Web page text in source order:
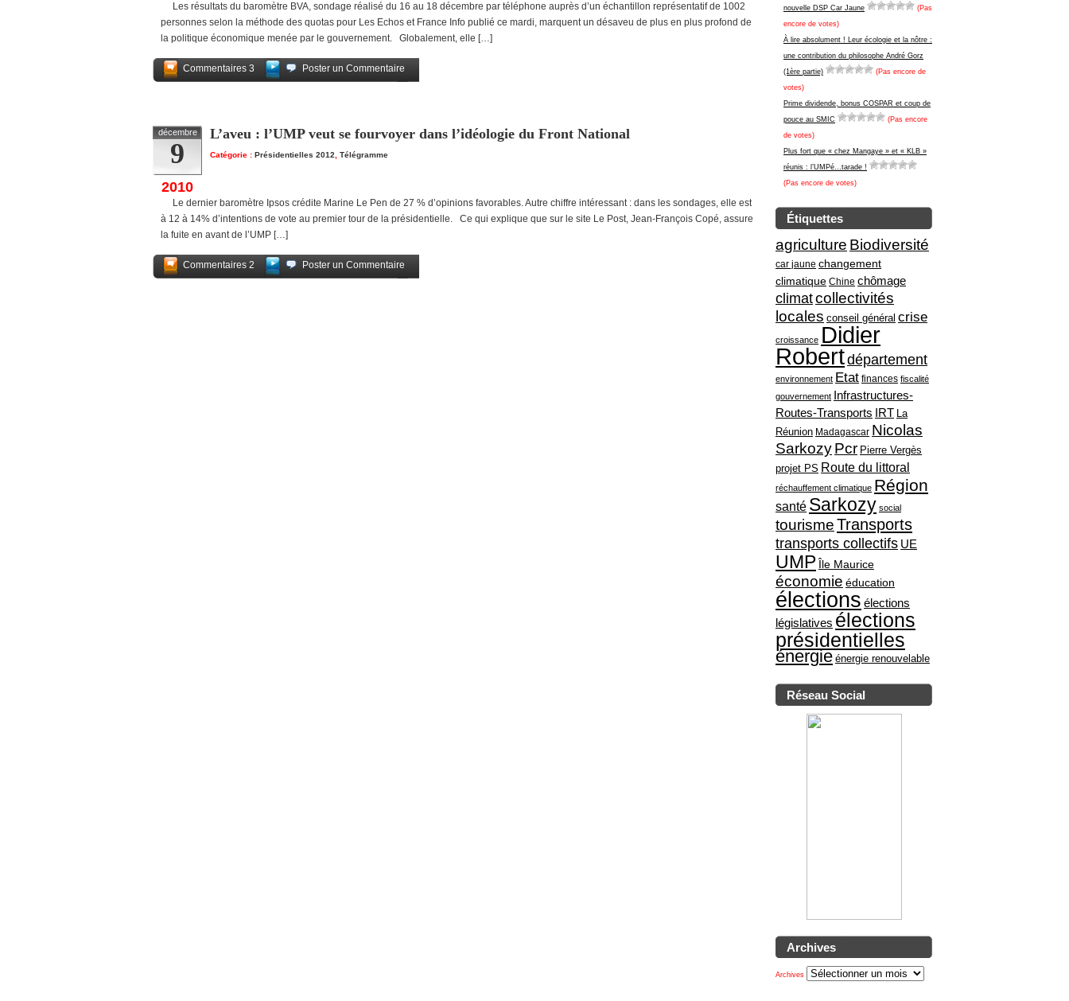
nouvelle DSP Car Jaune
(Pas
encore de votes)
À lire absolument ! Leur écologie et la nôtre :
une contribution du philosophe André Gorz
(1ère partie)
(Pas encore de
votes)
Prime dividende, bonus COSPAR et coup de
pouce au SMIC
(Pas encore
de votes)
Plus fort que « chez Mangaye » et « KLB »
réunis : l’UMPé…tarade !
(Pas encore de votes)
Étiquettes
agriculture Biodiversité
car jaune changement
climatique Chine chômage
climatcollectivités
locales conseil général crise
croissance Didier
Robertdépartement
environnement Etat finances fiscalité
gouvernement Infrastructures-
Routes-Transports IRT La
Réunion Madagascar Nicolas
SarkozyPcr Pierre Vergès
projet PS Route du littoral
réchauffement climatique Région
santé Sarkozy social
tourismeTransports
transports collectifs UE
UMP Île Maurice
économie éducation
élections élections
législatives élections
présidentielles
énergie énergie renouvelable
Réseau Social
Archives
Archives
Les résultats du baromètre BVA, sondage réalisé du 16 au 18 décembre par téléphone auprès d’un échantillon représentatif de 1002
personnes selon la méthode des quotas pour Les Echos et France Info publié ce mardi, marquent un désaveu de plus en plus profond de
la politique économique menée par le gouvernement. Globalement, elle […]
Commentaires 3
Poster un Commentaire
décembre
9
2010
L’aveu : l’UMP veut se fourvoyer dans l’idéologie du Front National
Catégorie : Présidentielles 2012 Télégramme
Le dernier baromètre Ipsos crédite Marine Le Pen de 27 % d’opinions favorables. Autre chiffre intéressant : dans les sondages, elle est
à 12 à 14% d’intentions de vote au premier tour de la présidentielle. Ce qui explique que sur le site Le Post, Jean-François Copé, assure
la fuite en avant de l’UMP […]
Commentaires 2
Poster un Commentaire